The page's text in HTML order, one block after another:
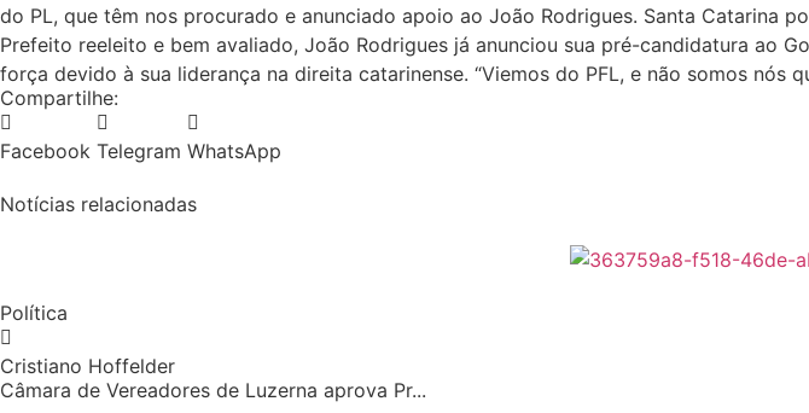
do PL, que têm nos procurado e anunciado apoio ao João Rodrigues. Santa Catarina
Prefeito reeleito e bem avaliado, João Rodrigues já anunciou sua pré-candidatura ao
força devido à sua liderança na direita catarinense. “Viemos do PFL, e não somos nós
Compartilhe:
Facebook Telegram WhatsApp
Notícias relacionadas
Política
Cristiano Hoffelder
Câmara de Vereadores de Luzerna aprova Pr...